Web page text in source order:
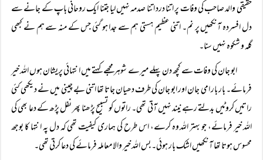
حقیقی والد صاحب کی وفات پر اتنا درد اتنا صدمہ نہیں لیا جتنا ایک روحانی باپ کے جانے سے
دل افسردہ آنکھیں پر نم۔ اتنی عظیم ہستی ہم سے جدا ہو گئی جس کے منہ سے ہم نے کبھی
گلہ و شکوہ نہیں سنا۔
ابو جان کی وفات سے کچھ دن پہلے میرے شوہر مجھے کہتے میں انتہائی پریشان ہوں اللہ خیر
فرمائے۔ بار بار امی جان اور ابو جان کی طرف دھیان جاتا تھا اتنی بے چینی میں نے دیکھی کئی
راتیں کروٹیں بدلتے رہے نیند نہیں آتی تھی۔ راتوں کو تسبیح پڑھنا پھر نفل پڑھ کے دعا بھی کی
اللہ خیر فرمائے، جو بہتر اللہ وہ کرے، اس طرح کی ہماری کیفیت تھی کہ دل پہ انتہا کا بوجھ
محسوس ہوتا تھا آنکھیں اشک بار ہوئی۔ بس اللہ خیر والا معاملہ فرمائے کی دعا کرتی تھی۔